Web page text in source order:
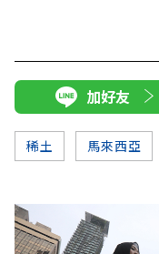
加好友
稀土 馬來西亞